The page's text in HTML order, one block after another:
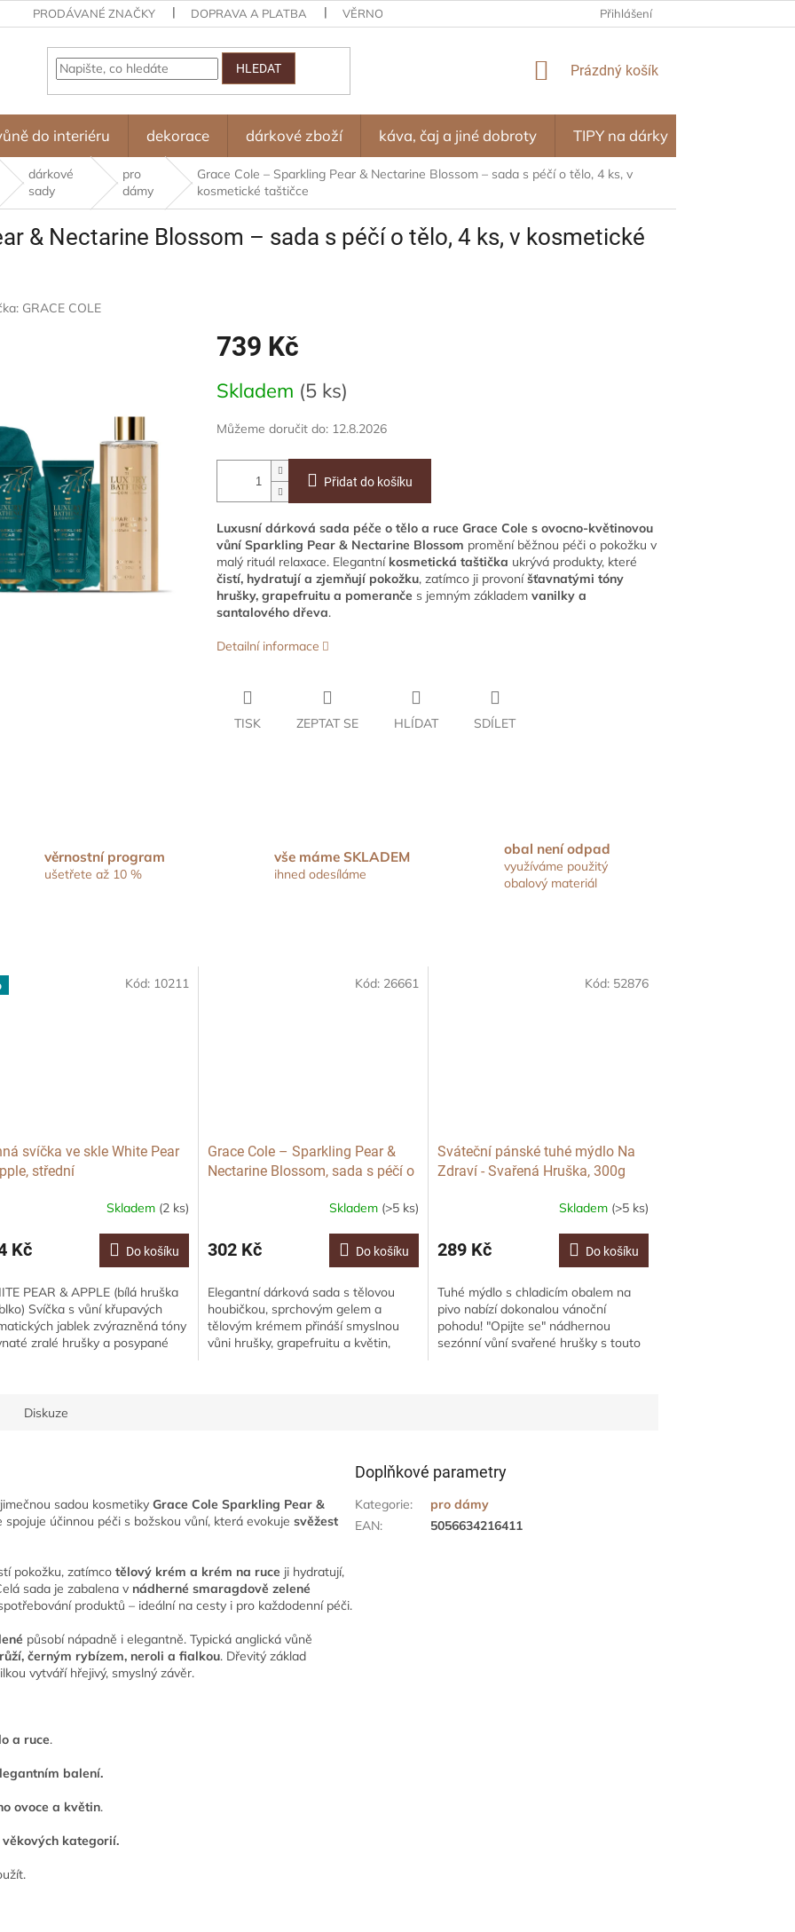
PRODÁVANÉ ZNAČKY DOPRAVA A PLATBA VĚRNOSTNÍ PROGRAM – ODMĚNY ZA NÁKUPY OBCHODNÍ PODMÍNKY
Přihlášení
HLEDAT
NÁKUPNÍ
Prázdný košík
do interiéru dekorace dárkové zboží káva, čaj a jiné dobroty TIPY na dárky
dárkové
sady
pro
dámy
Grace Cole – Sparkling Pear & Nectarine Blossom – sada s péčí o tělo, 4 ks, v
kosmetické taštičce
& Nectarine Blossom – sada s péčí o tělo, 4 ks, v kosmetické
GRACE COLE
739 Kč
cena:
Skladem (5 ks)
Můžeme doručit do: 12.8.2026
Přidat do košíku
Luxusní dárková sada péče o tělo a ruce Grace Cole s ovocno-květinovou
vůní Sparkling Pear & Nectarine Blossom promění běžnou péči o pokožku v
malý rituál relaxace. Elegantní kosmetická taštička ukrývá produkty, které
čistí, hydratují a zjemňují pokožku, zatímco ji provoníšťavnatými tóny
hrušky, grapefruitu a pomeranče s jemným základem vanilky a
santalového dřeva.
Detailní informace
TISK ZEPTAT SE HLÍDAT SDÍLET
věrnostní program
ušetřete až 10 %
vše máme SKLADEM
ihned odesíláme
obal není odpad
využíváme použitý
obalový materiál
svíčka ve skle White Pear
střední
Skladem (2 ks)
Kč Do košíku
PEAR & APPLE (bílá hruška
Svíčka s vůní křupavých
jablek zvýrazněná tóny
zralé hrušky a posypané
Kód: 10211
Grace Cole – Sparkling Pear &
Nectarine Blossom, sada s péčí o
Skladem (>5 ks)
302 Kč Do košíku
Elegantní dárková sada s tělovou
houbičkou, sprchovým gelem a
tělovým krémem přináší smyslnou
vůni hrušky, grapefruitu a květin,
Kód: 26661
Sváteční pánské tuhé mýdlo Na
Zdraví - Svařená Hruška, 300g
Skladem (>5 ks)
289 Kč Do košíku
Tuhé mýdlo s chladicím obalem na
pivo nabízí dokonalou vánoční
pohodu! "Opijte se" nádhernou
sezónní vůní svařené hrušky s touto
Kód: 52876
Diskuze
sadou kosmetikyGrace Cole Sparkling Pear &
spojuje účinnou péči s božskou vůní, která evokujesvěžest
pokožku, zatímcotělový krém a krém na ruce ji hydratují,
sada je zabalena v nádherné smaragdově zelené
produktů – ideální na cesty i pro každodenní péči.
působí nápadně i elegantně. Typická anglická vůně
černým rybízem, neroli a fialkou. Dřevitý základ
vytváří hřejivý, smyslný závěr.
a ruce.
balení.
ovoce a květin.
kategorií.
Doplňkové parametry
Kategorie:
pro dámy
EAN: 5056634216411